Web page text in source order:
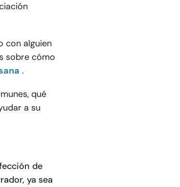
con alguien
sobre cómo
.
qué
a su
de
ya sea